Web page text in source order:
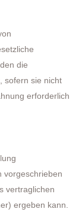
die
sofern sie nicht
erforderlich
vorgeschrieben
vertraglichen
ergeben kann.